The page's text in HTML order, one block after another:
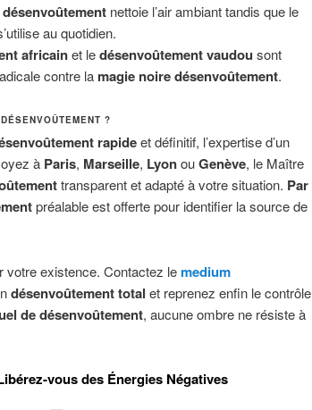
nettoie l’air ambiant tandis que le
au quotidien.
africainet ledésenvoûtement vaudou sont
contre la magie noire désenvoûtement.
?
rapideet définitif, l’expertise d’un
à Paris, Marseille, LyonouGenève, le Maître
transparent et adapté à votre situation. Par
préalable est offerte pour identifier la source de
votre existence. Contactez lemedium
désenvoûtement total et reprenez enfin le contrôle
de désenvoûtement, aucune ombre ne résiste à
vous des Énergies Négatives